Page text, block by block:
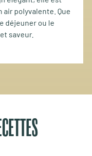
polyvalente. Que
déjeuner ou le
saveur.